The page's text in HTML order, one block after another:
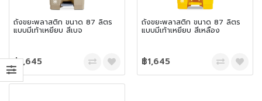
ถังขยะพลาสติก ขนาด 87 ลิตร
แบบมีเท้าเหยียบ สีเบจ
฿1,645
ถังขยะพลาสติก ขนาด 87 ลิตร
แบบมีเท้าเหยียบ สีเหลือง
฿1,645